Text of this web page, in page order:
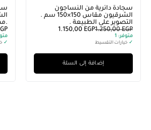
سجادة دائرية من النساجون
الشرقيون مقاس 150×150 سم .
التصوير على الطبيعة .
1.250,00EGP
1.150,00 EGP
متوفر:
✓ خيارات التقسيط
إضافة إلى السلة
✓